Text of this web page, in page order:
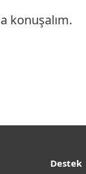
konuşalım.
Destek